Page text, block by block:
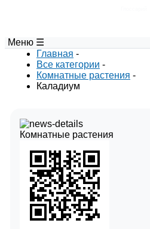
Меню ☰
Главная -
Все категории -
Комнатные растения -
Каладиум
Комнатные растения